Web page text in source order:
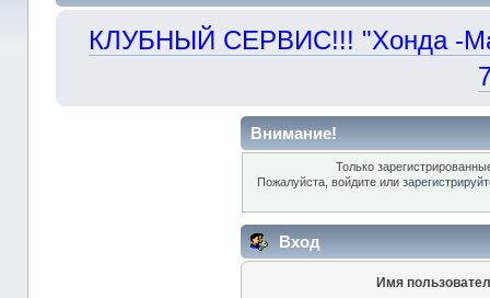
КЛУБНЫЙ СЕРВИС!!! "Хонда -
Внимание!
Только
Пожалуйста, войдите или
Вход
Имя